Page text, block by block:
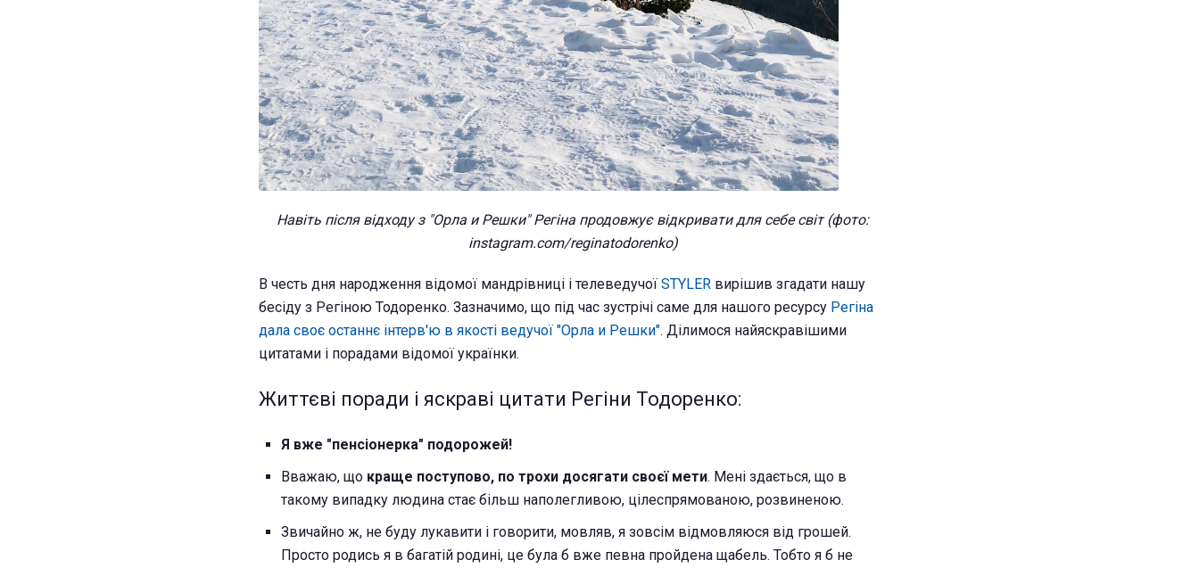
Навіть після відходу з "Орла и Решки" Регіна продовжує відкривати для себе світ (фото:
instagram.com/reginatodorenko)
В честь дня народження відомої мандрівниці і телеведучої STYLER вирішив згадати нашу
бесіду з Регіною Тодоренко. Зазначимо, що під час зустрічі саме для нашого ресурсу Регіна
дала своє останнє інтерв'ю в якості ведучої "Орла и Решки". Ділимося найяскравішими
цитатами і порадами відомої українки.
Життєві поради і яскраві цитати Регіни Тодоренко:
Я вже "пенсіонерка" подорожей!
Вважаю, що краще поступово, по трохи досягати своєї мети. Мені здається, що в
такому випадку людина стає більш наполегливою, цілеспрямованою, розвиненою.
Звичайно ж, не буду лукавити і говорити, мовляв, я зовсім відмовляюся від грошей.
Просто родись я в багатій родині, це була б вже певна пройдена щабель. Тобто я б не